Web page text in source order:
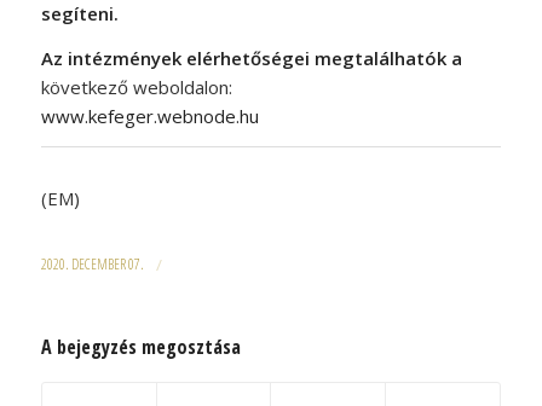
segíteni.
Az intézmények elérhetőségei megtalálhatók a
következő weboldalon:
www.kefeger.webnode.hu
(EM)
2020. DECEMBER 07. /
A bejegyzés megosztása